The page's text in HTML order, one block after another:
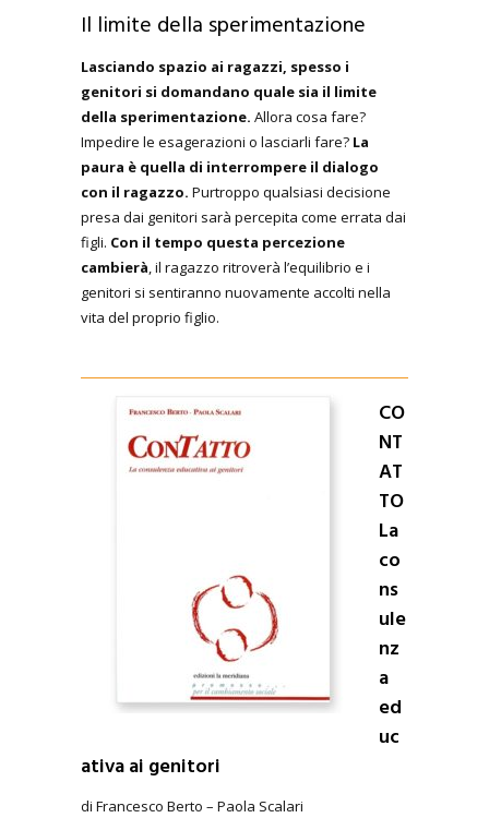
Il limite della sperimentazione
Lasciando spazio ai ragazzi, spesso i
genitori si domandano quale sia il limite
della sperimentazione. Allora cosa fare?
Impedire le esagerazioni o lasciarli fare? La
paura è quella di interrompere il dialogo
con il ragazzo. Purtroppo qualsiasi decisione
presa dai genitori sarà percepita come errata dai
figli. Con il tempo questa percezione
cambierà, il ragazzo ritroverà l’equilibrio e i
genitori si sentiranno nuovamente accolti nella
vita del proprio figlio.
CO
NT
AT
TO
La
co
ns
ule
nz
a
ed
uc
ativa ai genitori
di Francesco Berto – Paola Scalari